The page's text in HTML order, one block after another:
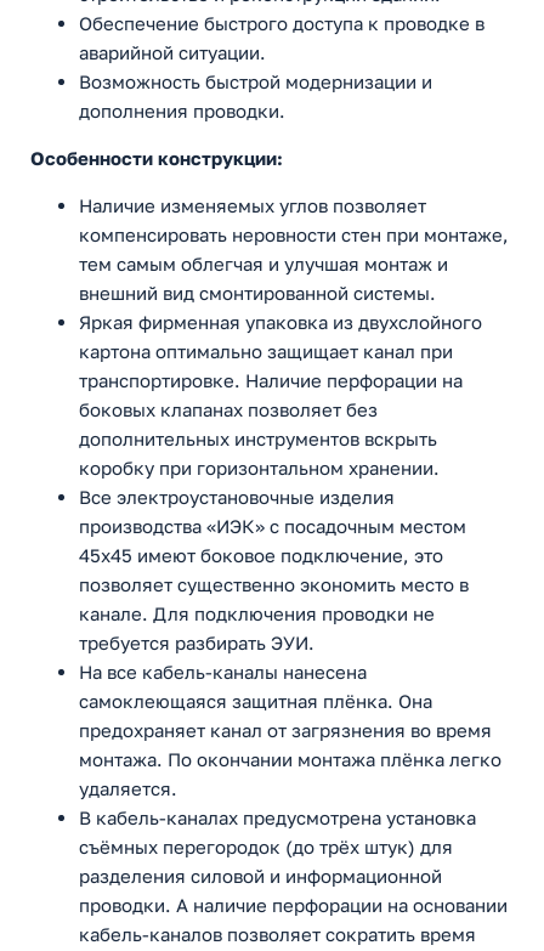
Обеспечение быстрого доступа к проводке в
аварийной ситуации.
Возможность быстрой модернизации и
дополнения проводки.
Особенности конструкции:
Наличие изменяемых углов позволяет
компенсировать неровности стен при монтаже,
тем самым облегчая и улучшая монтаж и
внешний вид смонтированной системы.
Яркая фирменная упаковка из двухслойного
картона оптимально защищает канал при
транспортировке. Наличие перфорации на
боковых клапанах позволяет без
дополнительных инструментов вскрыть
коробку при горизонтальном хранении.
Все электроустановочные изделия
производства «ИЭК» с посадочным местом
45x45 имеют боковое подключение, это
позволяет существенно экономить место в
канале. Для подключения проводки не
требуется разбирать ЭУИ.
На все кабель-каналы нанесена
самоклеющаяся защитная плёнка. Она
предохраняет канал от загрязнения во время
монтажа. По окончании монтажа плёнка легко
удаляется.
В кабель-каналах предусмотрена установка
съёмных перегородок (до трёх штук) для
разделения силовой и информационной
проводки. А наличие перфорации на основании
кабель-каналов позволяет сократить время